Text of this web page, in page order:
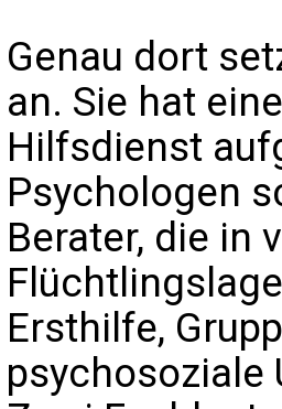
Genau dort
an. Sie hat
Hilfsdienst
Psychologen
Berater, die in
Ersthilfe,
psychosoziale